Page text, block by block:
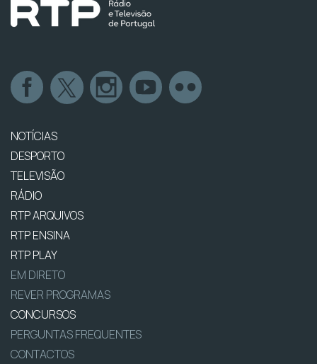
NOTÍCIAS
DESPORTO
TELEVISÃO
RÁDIO
RTP ARQUIVOS
RTP ENSINA
RTP PLAY
EM DIRETO
REVER PROGRAMAS
CONCURSOS
PERGUNTAS FREQUENTES
CONTACTOS